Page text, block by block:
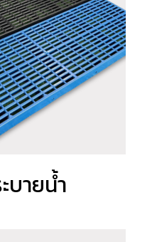
บายน้ำ